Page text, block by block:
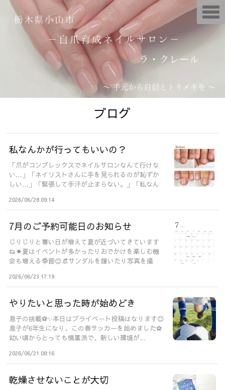
ブログ
私なんかが行ってもいいの？
「爪がコンプレックスでネイルサロンなんて行けな
い…」「ネイリストさんに手を見られるのが恥ずか
しい…」「緊張して手汗が止まらない。」「私なん
2026/06/28 09:14
7月のご予約可能日のお知らせ
じりじりと暑い日が増えて夏が近づいてきています
ね☀️夏はイベントが多かったりおでかけを楽しむ機
会も増える季節😊👒サンダルを履いたり写真を撮
2026/06/23 17:19
やりたいと思った時が始めどき
息子の挑戦⚽️✨本日はプライベート投稿はなります😊
息子が6年生になり、この春サッカーを始めました⚽️
幼い頃からとっても慎重派で、新しい環境が...
2026/06/21 08:16
乾燥させないことが大切
T
o
g
t